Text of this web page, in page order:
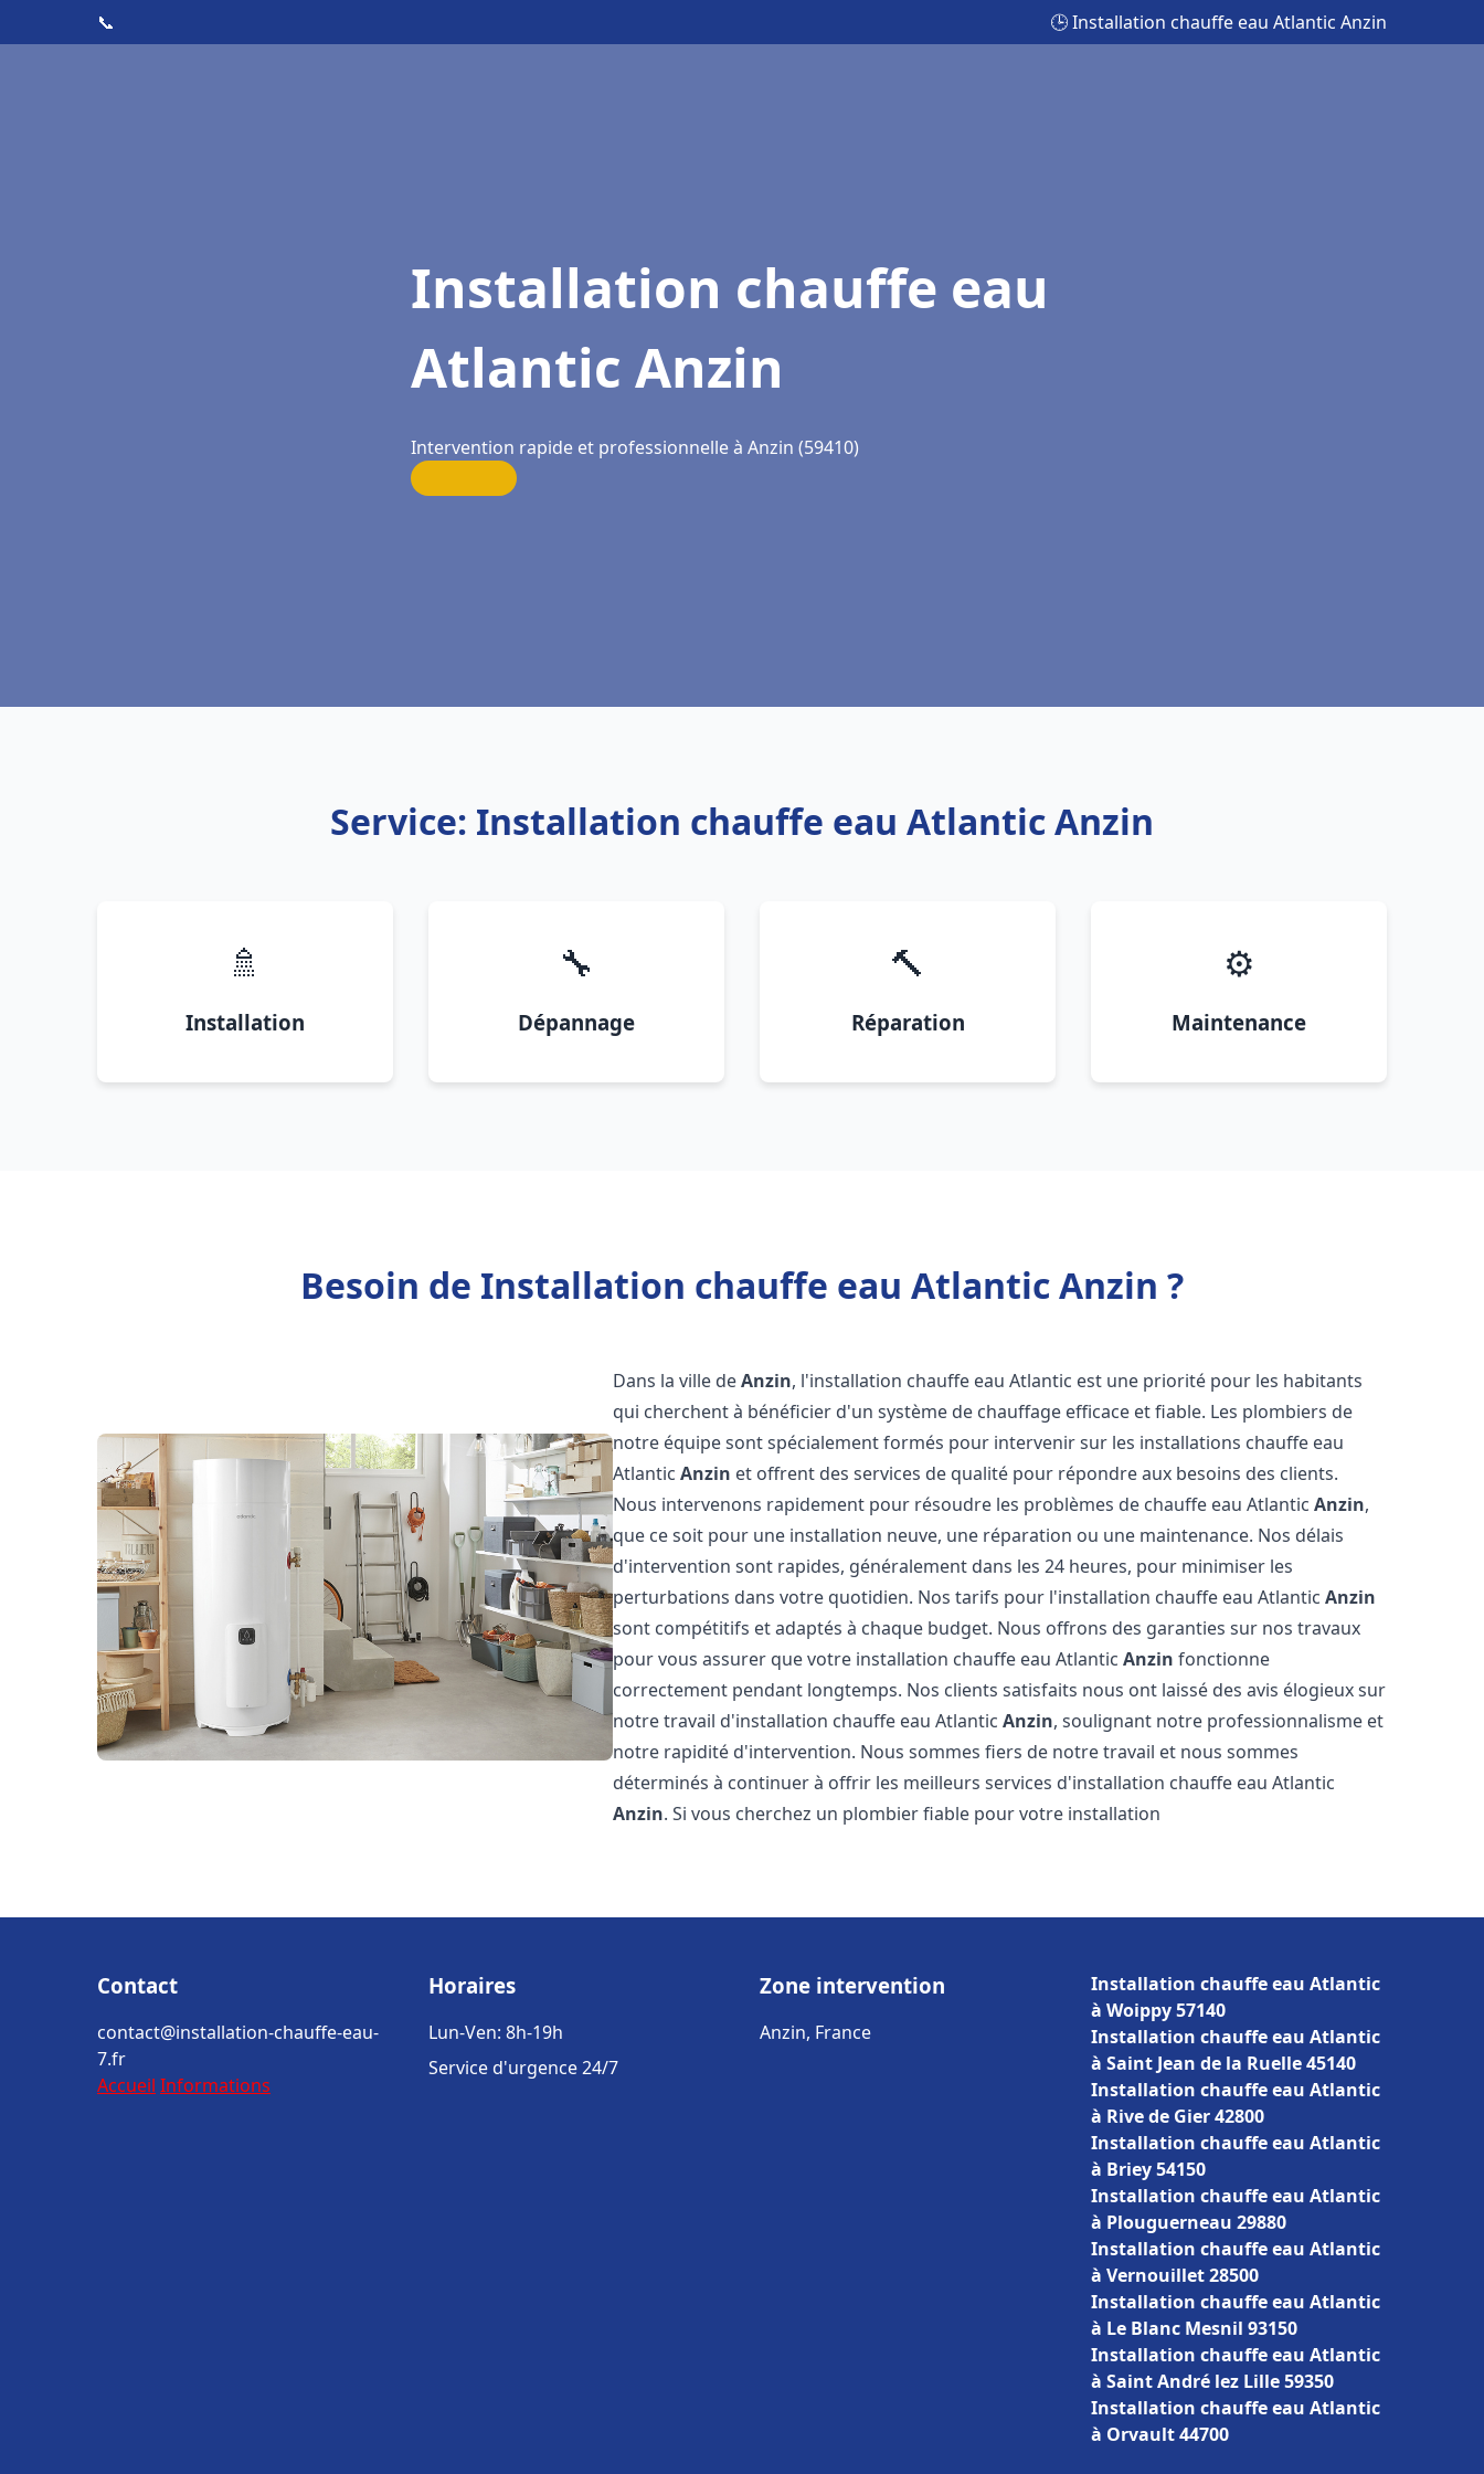
📞 🕒 Installation chauffe eau Atlantic Anzin
Installation chauffe eau
Atlantic Anzin
Intervention rapide et professionnelle à Anzin (59410)
Service: Installation chauffe eau Atlantic Anzin
🚿
Installation
🔧
Dépannage
🔨
Réparation
⚙️
Maintenance
Besoin de Installation chauffe eau Atlantic Anzin ?
Dans la ville deAnzin, l'installation chauffe eau Atlantic est une priorité pour les habitants
qui cherchent à bénéficier d'un système de chauffage efficace et fiable. Les plombiers de
notre équipe sont spécialement formés pour intervenir sur les installations chauffe eau
AtlanticAnzin et offrent des services de qualité pour répondre aux besoins des clients.
Nous intervenons rapidement pour résoudre les problèmes de chauffe eau AtlanticAnzin,
que ce soit pour une installation neuve, une réparation ou une maintenance. Nos délais
d'intervention sont rapides, généralement dans les 24 heures, pour minimiser les
perturbations dans votre quotidien. Nos tarifs pour l'installation chauffe eau AtlanticAnzin
sont compétitifs et adaptés à chaque budget. Nous offrons des garanties sur nos travaux
pour vous assurer que votre installation chauffe eau AtlanticAnzin fonctionne
correctement pendant longtemps. Nos clients satisfaits nous ont laissé des avis élogieux sur
notre travail d'installation chauffe eau AtlanticAnzin, soulignant notre professionnalisme et
notre rapidité d'intervention. Nous sommes fiers de notre travail et nous sommes
déterminés à continuer à offrir les meilleurs services d'installation chauffe eau Atlantic
Anzin. Si vous cherchez un plombier fiable pour votre installation
Contact
contact@installation-chauffe-eau-
7.fr
Accueil Informations
Horaires
Lun-Ven: 8h-19h
Service d'urgence 24/7
Zone intervention
Anzin, France
Installation chauffe eau Atlantic
à Woippy 57140
Installation chauffe eau Atlantic
à Saint Jean de la Ruelle 45140
Installation chauffe eau Atlantic
à Rive de Gier 42800
Installation chauffe eau Atlantic
à Briey 54150
Installation chauffe eau Atlantic
à Plouguerneau 29880
Installation chauffe eau Atlantic
à Vernouillet 28500
Installation chauffe eau Atlantic
à Le Blanc Mesnil 93150
Installation chauffe eau Atlantic
à Saint André lez Lille 59350
Installation chauffe eau Atlantic
à Orvault 44700